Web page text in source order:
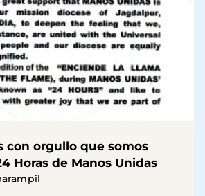
con orgullo que somos
Horas de Manos Unidas